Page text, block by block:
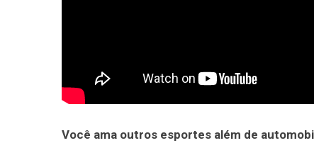
Você ama outros esportes além de